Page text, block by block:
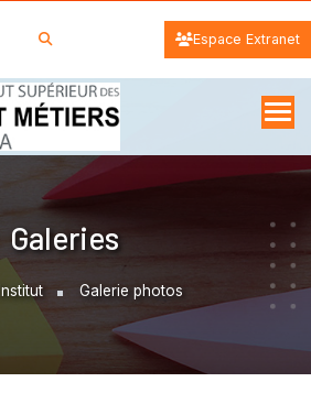
Espace Extranet
Galeries
Institut Galerie photos